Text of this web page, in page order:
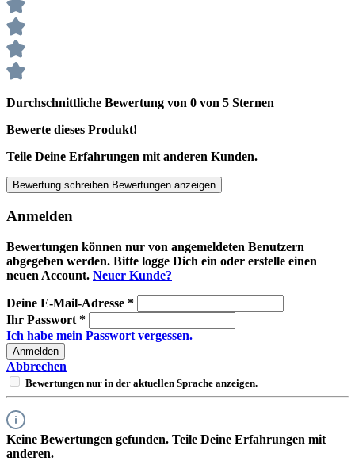
Durchschnittliche Bewertung von 0 von 5 Sternen
Bewerte dieses Produkt!
Teile Deine Erfahrungen mit anderen Kunden.
Bewertung schreiben Bewertungen anzeigen
Anmelden
Bewertungen können nur von angemeldeten Benutzern
abgegeben werden. Bitte logge Dich ein oder erstelle einen
neuen Account. Neuer Kunde?
Deine E-Mail-Adresse *
Ihr Passwort *
Ich habe mein Passwort vergessen.
Anmelden
Abbrechen
Bewertungen nur in der aktuellen Sprache anzeigen.
Keine Bewertungen gefunden. Teile Deine Erfahrungen mit
anderen.